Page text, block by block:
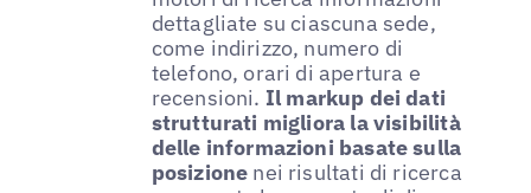
dettagliate su ciascuna sede,
come indirizzo, numero di
telefono, orari di apertura e
recensioni. Il markup dei dati
strutturati migliora la visibilità
delle informazioni basate sulla
posizione nei risultati di ricerca